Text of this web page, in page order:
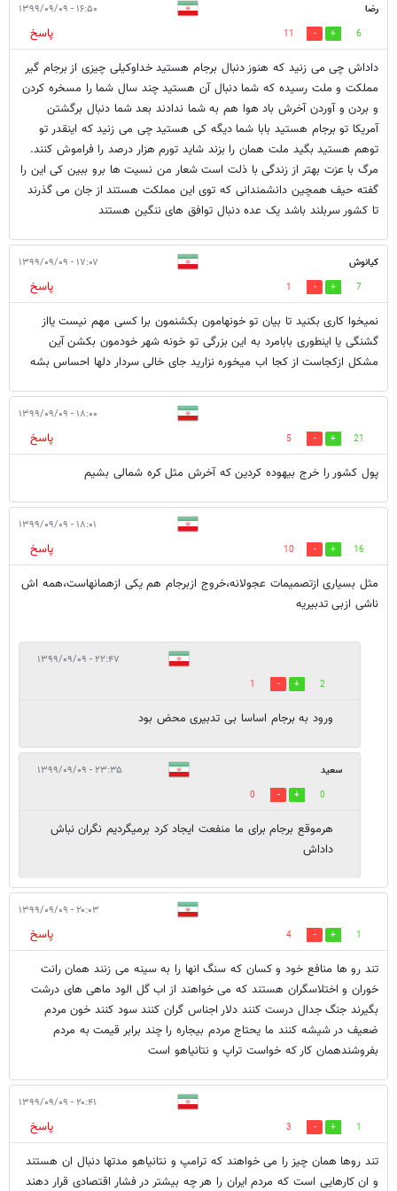
رضا ۱۶:۵۰ - ۱۳۹۹/۰۹/۰۹
6
11
پاسخ
داداش چی می زنید که هنوز دنبال برجام هستید خداوکیلی چیزی از برجام گیر
مملکت و ملت رسیده که شما دنبال آن هستید چند سال شما را مسخره کردن
و بردن و آوردن آخرش باد هوا هم به شما ندادند بعد شما دنبال برگشتن
آمریکا تو برجام هستید بابا شما دیگه کی هستید چی می زنید که اینقدر تو
توهم هستید بگید ملت همان را بزند شاید تورم هزار درصد را فراموش کنند.
مرگ با عزت بهتر از زندگی با ذلت است شعار من نسیت ها برو ببین کی این را
گفته حیف همچین دانشمندانی که توی این مملکت هستند از جان می گذرند
تا کشور سربلند باشد یک عده دنبال توافق های ننگین هستند
کیانوش ۱۷:۰۷ - ۱۳۹۹/۰۹/۰۹
7
1
پاسخ
نمیخوا کاری بکنید تا بیان تو خونهامون بکشنمون برا کسی مهم نیست یااز
گشنگی یا اینطوری بابامرد به این بزرگی تو خونه شهر خودمون بکشن آین
مشکل ازکجاست از کجا اب میخوره نزارید جای خالی سردار دلها احساس بشه
۱۸:۰۰ - ۱۳۹۹/۰۹/۰۹
21
5
پاسخ
پول کشور را خرج بیهوده کردین که آخرش مثل کره شمالی بشیم
۱۸:۰۱ - ۱۳۹۹/۰۹/۰۹
16
10
پاسخ
مثل بسیاری ازتصمیمات عجولانه،خروج ازبرجام هم یکی ازهمانهاست،همه اش
ناشی ازبی تدبیریه
۲۲:۴۷ - ۱۳۹۹/۰۹/۰۹
2
1
ورود به برجام اساسا بی تدبیری محض بود
سعید ۲۳:۳۵ - ۱۳۹۹/۰۹/۰۹
0
0
هرموقع برجام برای ما منفعت ایجاد کرد برمیگردیم نگران نباش
داداش
۲۰:۰۳ - ۱۳۹۹/۰۹/۰۹
1
4
پاسخ
تند رو ها منافع خود و کسان که سنگ انها را به سینه می زنند همان رانت
خوران و اختلاسگران هستند که می خواهند از اب گل الود ماهی های درشت
بگیرند جنگ جدال درست کنند دلار اجناس گران کنند سود کنند خون مردم
ضعیف در شیشه کنند ما یحتاج مردم بیجاره را چند برابر قیمت به مردم
بفروشندهمان کار که خواست تراپ و نتانیاهو است
۲۰:۴۱ - ۱۳۹۹/۰۹/۰۹
1
3
پاسخ
تند روها همان چیز را می خواهند که ترامپ و نتانیاهو مدتها دنبال ان هستند
و ان کارهایی است که مردم ایران را هر چه بیشتر در فشار اقتصادی قرار دهند